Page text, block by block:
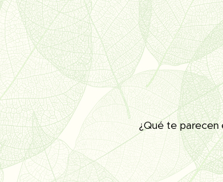
¿Qué te parecen